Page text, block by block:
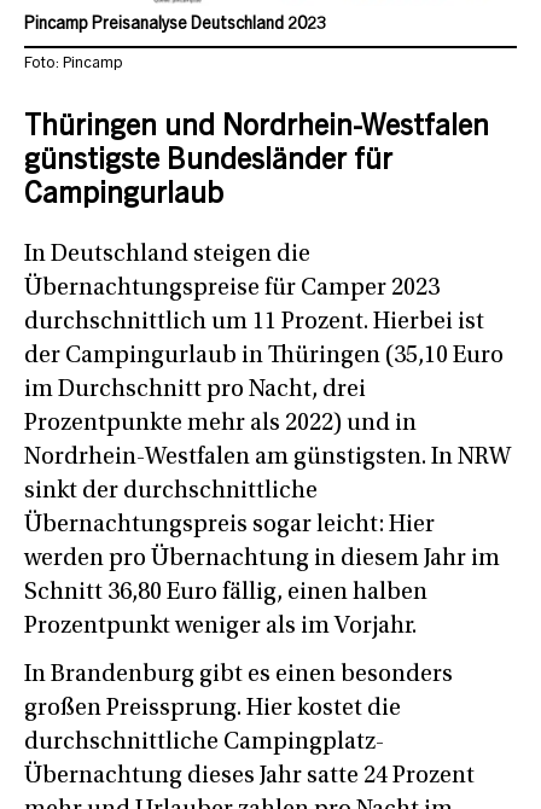
Pincamp Preisanalyse Deutschland 2023
Foto: Pincamp
Thüringen und Nordrhein-Westfalen
günstigste Bundesländer für
Campingurlaub
In Deutschland steigen die
Übernachtungspreise für Camper 2023
durchschnittlich um 11 Prozent. Hierbei ist
der Campingurlaub in Thüringen (35,10 Euro
im Durchschnitt pro Nacht, drei
Prozentpunkte mehr als 2022) und in
Nordrhein-Westfalen am günstigsten. In NRW
sinkt der durchschnittliche
Übernachtungspreis sogar leicht: Hier
werden pro Übernachtung in diesem Jahr im
Schnitt 36,80 Euro fällig, einen halben
Prozentpunkt weniger als im Vorjahr.
In Brandenburg gibt es einen besonders
großen Preissprung. Hier kostet die
durchschnittliche Campingplatz-
Übernachtung dieses Jahr satte 24 Prozent